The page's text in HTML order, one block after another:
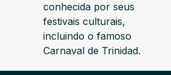
conhecida por seus
festivais culturais,
incluindo o famoso
Carnaval de Trinidad.